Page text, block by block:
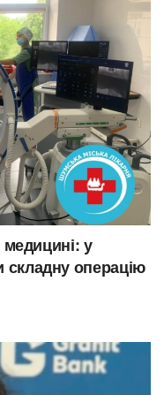
медицині: у
операцію